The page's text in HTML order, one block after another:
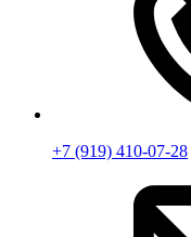
+7 (919) 410-07-28